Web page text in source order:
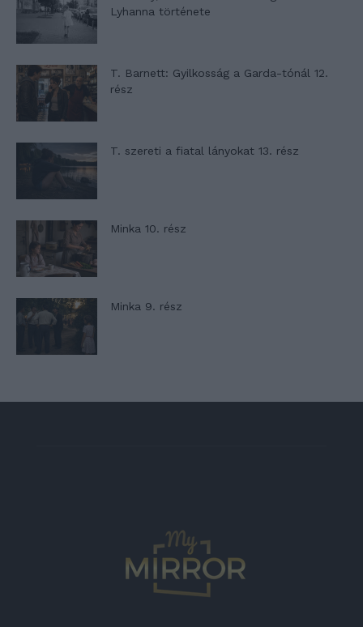
Lyhanna története
T. Barnett: Gyilkosság a Garda-tónál 12.
rész
T. szereti a fiatal lányokat 13. rész
Minka 10. rész
Minka 9. rész